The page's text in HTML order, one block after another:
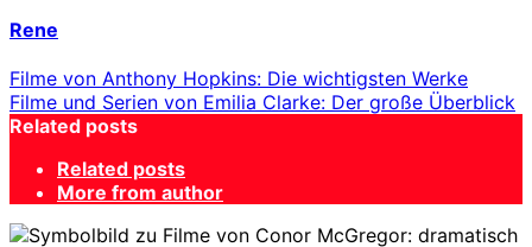
Rene
Filme von Anthony Hopkins: Die wichtigsten Werke
Filme und Serien von Emilia Clarke: Der große Überblick
Related posts
Related posts
More from author